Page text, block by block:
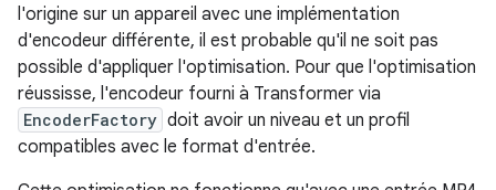
l'origine sur un appareil avec une implémentation
d'encodeur différente, il est probable qu'il ne soit pas
possible d'appliquer l'optimisation. Pour que l'optimisation
réussisse, l'encodeur fourni à Transformer via
EncoderFactory doit avoir un niveau et un profil
compatibles avec le format d'entrée.